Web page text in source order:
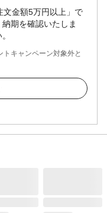
文金額5万円以上」で
期を確認いたしま
キャンペーン対象外と